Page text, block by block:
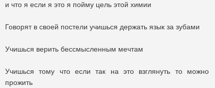
и что я если я это я пойму цель этой химии
Говорят в своей постели учишься держать язык за зубами
Учишься верить бессмысленным мечтам
Учишься тому что если так на это взглянуть то можно
прожить